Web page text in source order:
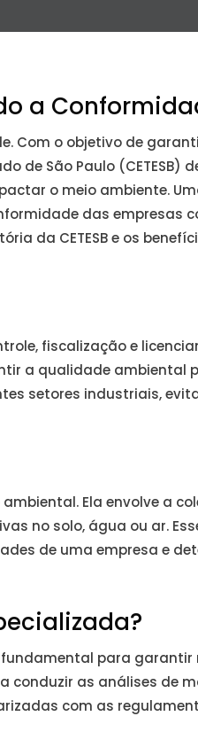
a
Com o objetivo de
de São Paulo (CETESB)
o meio ambiente.
das empresas
da CETESB e os
fiscalização e
a qualidade ambiental
setores industriais,
Ela envolve a
no solo, água ou ar.
de uma empresa e
para garantir
conduzir as análises de
com as